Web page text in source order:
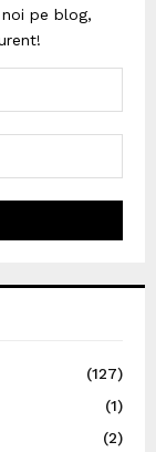
pe blog,
(127)
(1)
(2)